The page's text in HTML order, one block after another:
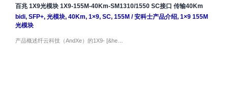
百兆 1X9光模块 1X9-155M-40Km-SM1310/1550 SC接口 传输40Km
bidi, SFP+, 光模块, 40Km, 1×9, SC, 155M /安科士产品介绍, 1×9 155M
光模块
产品概述纤云科技（AndXe）的1X9- [&he…